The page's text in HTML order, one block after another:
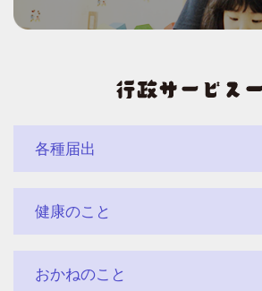
各種届出
健康のこと
おかねのこと